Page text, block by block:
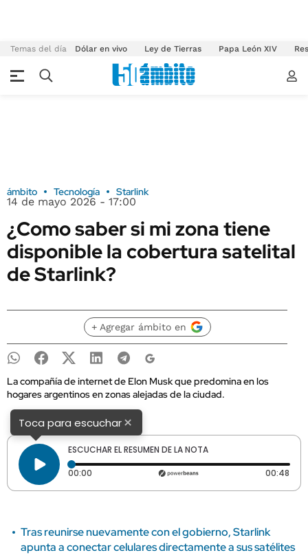
Temas del día Dólar en vivo Ley de Tierras Papa León XIV
ámbito Tecnología Starlink
14 de mayo 2026 - 17:00
¿Como saber si mi zona tiene
disponible la cobertura satelital
de Starlink?
+ Agregar ámbito en
La compañía de internet de Elon Musk que predomina en los
hogares argentinos en zonas alejadas de la ciudad.
Toca para escuchar×
ESCUCHAR EL RESUMEN DE LA NOTA
00:00 Tiempo transcurrido: 0 segundos 00:48
Tras reunirse nuevamente con el gobierno, Starlink
apunta a conectar celulares directamente a sus satélites